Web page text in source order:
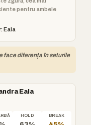
pentru ambele
Eala
face diferența în seturile
Eala
HOLD BREAK